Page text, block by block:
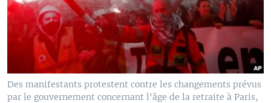
Des manifestants protestent contre les changements prévus
par le gouvernement concernant l'âge de la retraite à Paris,